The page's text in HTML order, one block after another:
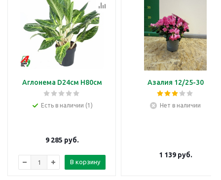
Аглонема D24см H80см
Есть в наличии (1)
9 285 руб.
В корзину
Азалия 12/25-30
Нет в наличии
1 139руб.